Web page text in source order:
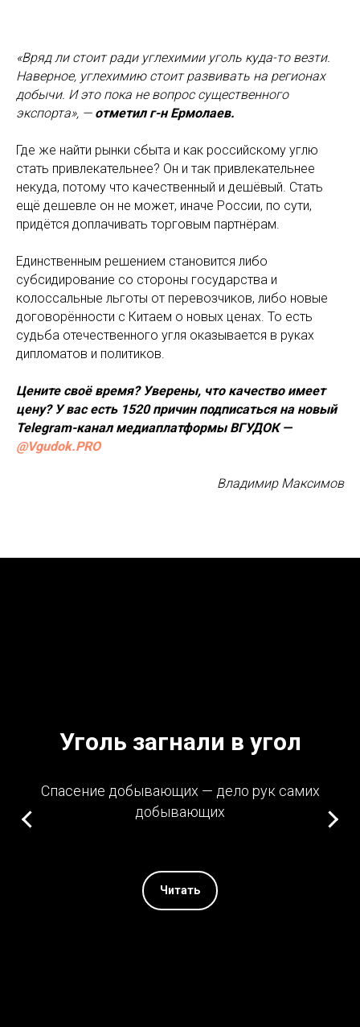
«Вряд ли стоит ради углехимии уголь куда-то везти.
Наверное, углехимию стоит развивать на регионах
добычи. И это пока не вопрос существенного
экспорта», — отметил г-н Ермолаев.
Где же найти рынки сбыта и как российскому углю
стать привлекательнее? Он и так привлекательнее
некуда, потому что качественный и дешёвый. Стать
ещё дешевле он не может, иначе России, по сути,
придётся доплачивать торговым партнёрам.
Единственным решением становится либо
субсидирование со стороны государства и
колоссальные льготы от перевозчиков, либо новые
договорённости с Китаем о новых ценах. То есть
судьба отечественного угля оказывается в руках
дипломатов и политиков.
Цените своё время? Уверены, что качество имеет
цену? У вас есть 1520 причин подписаться на новый
Telegram-канал медиаплатформы ВГУДОК —
@Vgudok.PRO
Владимир Максимов
Уголь загнали в угол
Спасение добывающих — дело рук самих
добывающих
Читать